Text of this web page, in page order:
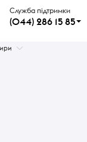
Служба підтримки
(044) 286 15 85